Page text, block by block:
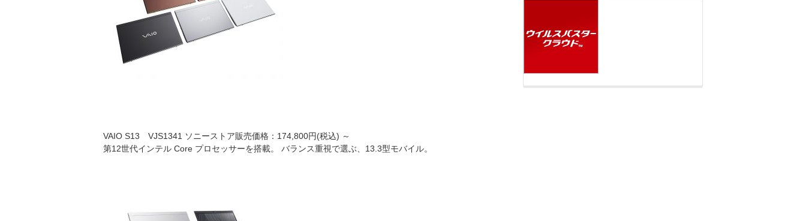
VAIO S13 VJS1341 ソニーストア販売価格：174,800円(税込) ～
第12世代インテル Core プロセッサーを搭載。 バランス重視で選ぶ、13.3型モバイル。